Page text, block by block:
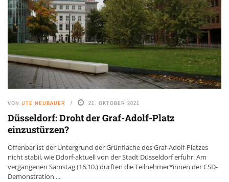
VON UTE NEUBAUER 21. OKTOBER 2021
Düsseldorf: Droht der Graf-Adolf-Platz
einzustürzen?
Offenbar ist der Untergrund der Grünfläche des Graf-Adolf-Platzes
nicht stabil, wie Ddorf-aktuell von der Stadt Düsseldorf erfuhr. Am
vergangenen Samstag (16.10.) durften die Teilnehmer*innen der CSD-
Demonstration ...